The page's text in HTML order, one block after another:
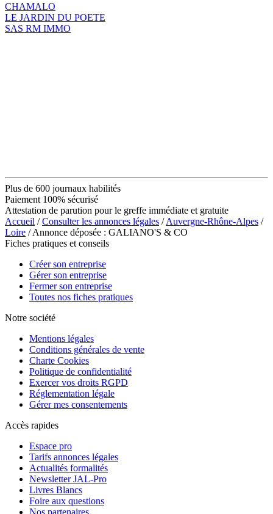
CHAMALO
LE JARDIN DU POETE
SAS RM IMMO
Plus de 600 journaux habilités
Paiement 100% sécurisé
Attestation de parution pour le greffe immédiate et gratuite
Accueil /Consulter les annonces légales /Auvergne-Rhône-Alpes /
Loire / Annonce déposée : GALIANO'S & CO
Fiches pratiques et conseils
Créer son entreprise
Gérer son entreprise
Fermer son entreprise
Toutes nos fiches pratiques
Notre société
Mentions légales
Conditions générales de vente
Charte Cookies
Politique de confidentialité
Exercer vos droits RGPD
Réglementation légale
Gérer mes consentements
Accès rapides
Espace pro
Tarifs annonces légales
Actualités formalités
Newsletter JAL-Pro
Livres Blancs
Foire aux questions
Nos partenaires